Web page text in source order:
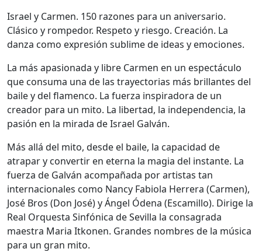
Israel y Carmen. 150 razones para un aniversario.
Clásico y rompedor. Respeto y riesgo. Creación. La
danza como expresión sublime de ideas y emociones.
La más apasionada y libre Carmen en un espectáculo
que consuma una de las trayectorias más brillantes del
baile y del flamenco. La fuerza inspiradora de un
creador para un mito. La libertad, la independencia, la
pasión en la mirada de Israel Galván.
Más allá del mito, desde el baile, la capacidad de
atrapar y convertir en eterna la magia del instante. La
fuerza de Galván acompañada por artistas tan
internacionales como Nancy Fabiola Herrera (Carmen),
José Bros (Don José) y Ángel Ódena (Escamillo). Dirige la
Real Orquesta Sinfónica de Sevilla la consagrada
maestra Maria Itkonen. Grandes nombres de la música
para un gran mito.